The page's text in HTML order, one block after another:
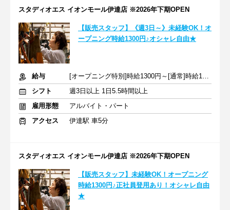
スタディオエス イオンモール伊達店 ※2026年下期OPEN
【販売スタッフ】《週3日～》未経験OK！オ
ープニング時給1300円♪オシャレ自由★
給与
[オープニング特別]時給1300円～[通常]時給1100円～+交通費全額
シフト
週3日以上 1日5.5時間以上
雇用形態
アルバイト・パート
アクセス
伊達駅 車5分
スタディオエス イオンモール伊達店 ※2026年下期OPEN
【販売スタッフ】未経験OK！オープニング
時給1300円♪正社員登用あり！オシャレ自由
★